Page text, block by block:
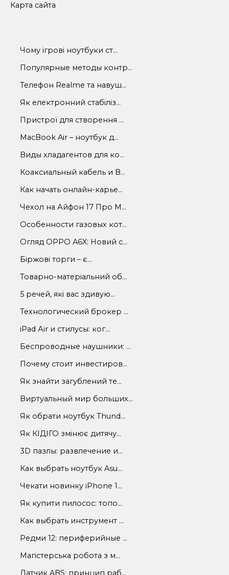
Карта сайта
Чому ігрові ноутбуки ст...
Популярные методы контр...
Телефон Realme та навуш...
Як електронний стабіліз...
Пристрої для створення ...
MacBook Air – ноутбук д...
Виды хладагентов для ко...
Коаксиальный кабель и В...
Как начать онлайн-карье...
Чехол на Айфон 17 Про М...
Особенности газовых кот...
Огляд OPPO A6X: Новий с...
Біржові торги – є...
Товарно-матеріальний об...
5 речей, які вас здивую...
Технологический брокер ...
iРad Аir и стилусы: ког...
Беспроводные наушники: ...
Почему стоит инвестиров...
Як знайти загублений те...
Виртуальный мир больших...
Як обрати ноутбук Thund...
Як КІДІГО змінює дитячу...
3D пазлы: развлечение и...
Как выбрать ноутбук Asu...
Чекати новинку iPhone 1...
Як купити пилосос: топо...
Как выбрать инструмент ...
Редми 12: периферийные ...
Магістерська робота з м...
Датчик ABS: принцип раб...